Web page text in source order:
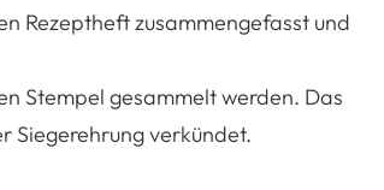
Rezeptheft zusammengefasst und
Stempel gesammelt werden. Das
Siegerehrung verkündet.